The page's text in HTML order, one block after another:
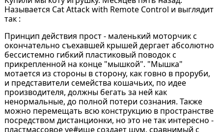
Называется Cat Attack with Remote Control и выглядит
так :
Принцип действия прост - маленький моторчик с
окончательно съехавшей крышей дергает абсолютно
бессистемно гибкий пластиковый поводок с
прикрепленной на конце "мышкой". "Мышка"
мотается из стороны в сторону, как говно в проруби,
и представители семейства кошачьих, по идее
производителя, должны бегать за ней как
ненормальные, до полной потери сознания. Также
можно перемещать всю конструкцию в пространстве
посредством дистанционки, но это не так интересно -
пластмассовое уе#ище создает шум, сравнимый с